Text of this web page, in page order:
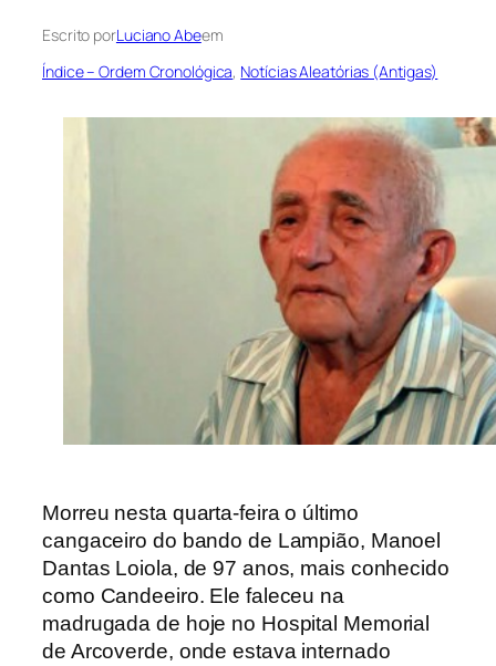
Escrito porLuciano Abeem
Índice – Ordem Cronológica, Notícias Aleatórias (Antigas)
Morreu nesta quarta-feira o último
cangaceiro do bando de Lampião, Manoel
Dantas Loiola, de 97 anos, mais conhecido
como Candeeiro. Ele faleceu na
madrugada de hoje no Hospital Memorial
de Arcoverde, onde estava internado